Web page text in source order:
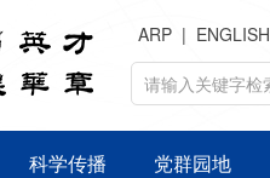
ARP ENGLISH
科学传播 党群园地